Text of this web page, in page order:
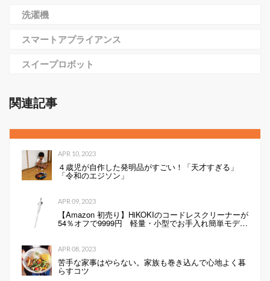
洗濯機
スマートアプライアンス
スイープロボット
関連記事
APR 10, 2023
４歳児が自作した発明品がすごい！「天才すぎる」
「令和のエジソン」
APR 09, 2023
【Amazon 初売り】HiKOKIのコードレスクリーナーが
54％オフで9999円 軽量・小型でお手入れ簡単モデル
APR 08, 2023
苦手な家事はやらない。家族も巻き込んで心地よく暮
らすコツ